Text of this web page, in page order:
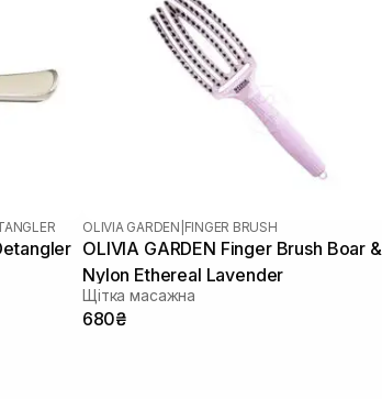
OLIVIA GARDEN FINGER BRUSH
OLIVIA GARDEN Finger Brush Boar &
Nylon Ethereal Lavender
Щітка масажна
680₴